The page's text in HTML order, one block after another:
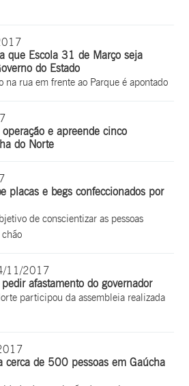
que Escola 31 de Março seja
do Estado
na rua em frente ao Parque é apontado
e apreende cinco
do Norte
placas e begs confeccionados por
de conscientizar as pessoas
11/2017
afastamento do governador
participou da assembleia realizada
cerca de 500 pessoas em Gaúcha